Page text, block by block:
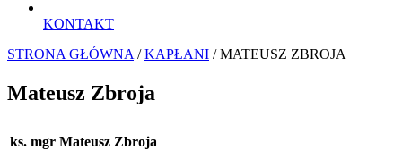
KONTAKT
STRONA GŁÓWNA /KAPŁANI / MATEUSZ ZBROJA
Mateusz Zbroja
ks. mgr Mateusz Zbroja